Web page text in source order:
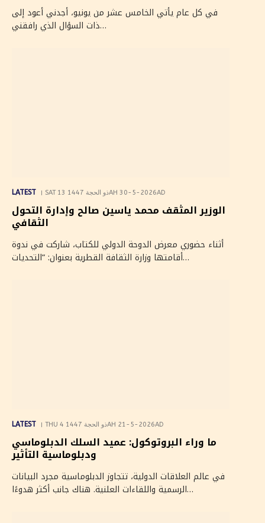
في كل عام يأتي الخامس عشر من يونيو، أجدني أعود إلى
ذات السؤال الذي رافقني…
LATEST SAT 13 ذو الحجة 1447AH 30-5-2026AD
الوزير المثقف محمد ياسين صالح وإدارة التحول
الثقافي
أثناء حضوري معرض الدوحة الدولي للكتاب، شاركت في ندوة
أقامتها وزارة الثقافة القطرية بعنوان: “التحديات…
LATEST THU 4 ذو الحجة 1447AH 21-5-2026AD
ما وراء البروتوكول: عميد السلك الدبلوماسي
ودبلوماسية التأثير
في عالم العلاقات الدولية، تتجاوز الدبلوماسية مجرد البيانات
الرسمية واللقاءات العلنية. هناك جانب أكثر هدوءًا…